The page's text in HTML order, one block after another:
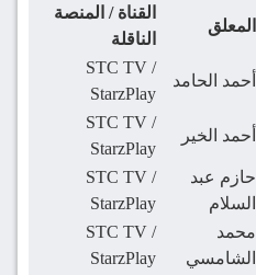
المعلق
القناة / المنصة
الناقلة
أحمد الحامد
STC TV /
StarzPlay
أحمد الخير
STC TV /
StarzPlay
حازم عبد
السلام
STC TV /
StarzPlay
محمد
الشامسي
STC TV /
StarzPlay